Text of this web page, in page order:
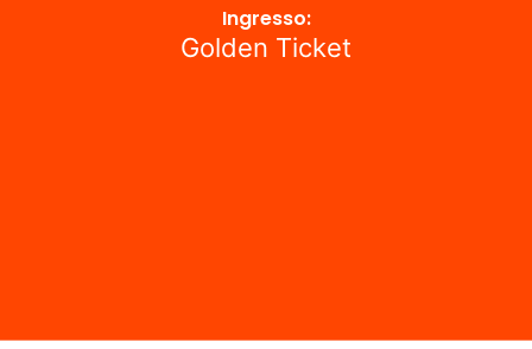
Ingresso:
Golden Ticket